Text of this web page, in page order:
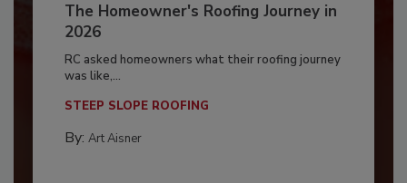
The Homeowner's Roofing Journey in
2026
RC asked homeowners what their roofing journey
was like,...
STEEP SLOPE ROOFING
By: Art Aisner